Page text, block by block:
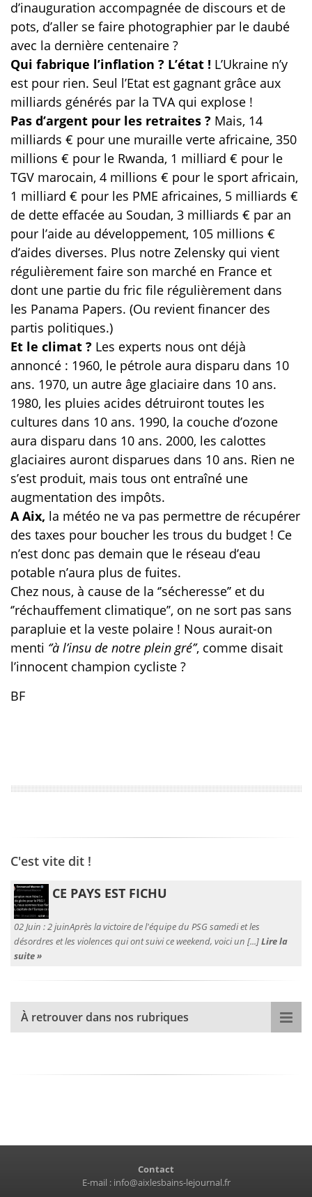
d’inauguration accompagnée de discours et de
pots, d’aller se faire photographier par le daubé
avec la dernière centenaire ?
Qui fabrique l’inflation ? L’état ! L’Ukraine n’y
est pour rien. Seul l’Etat est gagnant grâce aux
milliards générés par la TVA qui explose !
Pas d’argent pour les retraites ? Mais, 14
milliards € pour une muraille verte africaine, 350
millions € pour le Rwanda, 1 milliard € pour le
TGV marocain, 4 millions € pour le sport africain,
1 milliard € pour les PME africaines, 5 milliards €
de dette effacée au Soudan, 3 milliards € par an
pour l’aide au développement, 105 millions €
d’aides diverses. Plus notre Zelensky qui vient
régulièrement faire son marché en France et
dont une partie du fric file régulièrement dans
les Panama Papers. (Ou revient financer des
partis politiques.)
Et le climat ? Les experts nous ont déjà
annoncé : 1960, le pétrole aura disparu dans 10
ans. 1970, un autre âge glaciaire dans 10 ans.
1980, les pluies acides détruiront toutes les
cultures dans 10 ans. 1990, la couche d’ozone
aura disparu dans 10 ans. 2000, les calottes
glaciaires auront disparues dans 10 ans. Rien ne
s’est produit, mais tous ont entraîné une
augmentation des impôts.
A Aix, la météo ne va pas permettre de récupérer
des taxes pour boucher les trous du budget ! Ce
n’est donc pas demain que le réseau d’eau
potable n’aura plus de fuites.
Chez nous, à cause de la ‘’sécheresse’’ et du
‘’réchauffement climatique’’, on ne sort pas sans
parapluie et la veste polaire ! Nous aurait-on
menti ‘’à l’insu de notre plein gré’’, comme disait
l’innocent champion cycliste ?
BF
C'est vite dit !
CE PAYS EST FICHU
02 Juin :2 juinAprès la victoire de l'équipe du PSG samedi et les
désordres et les violences qui ont suivi ce weekend, voici un [...]Lire la
suite »
À retrouver dans nos rubriques
Contact
E-mail : info@aixlesbains-lejournal.fr